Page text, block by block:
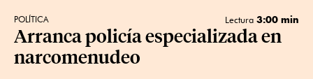
POLÍTICA Lectura 3:00 min
Arranca policía especializada en
narcomenudeo